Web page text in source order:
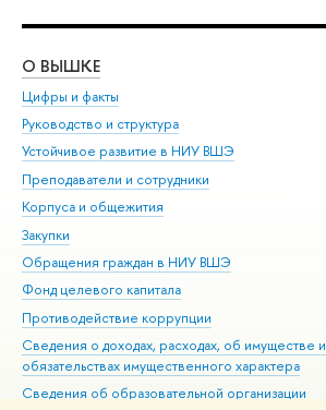
О ВЫШКЕ
Цифры и факты
Руководство и структура
Устойчивое развитие в НИУ ВШЭ
Преподаватели и сотрудники
Корпуса и общежития
Закупки
Обращения граждан в НИУ ВШЭ
Фонд целевого капитала
Противодействие коррупции
Сведения о доходах, расходах, об имуществе и
обязательствах имущественного характера
Сведения об образовательной организации